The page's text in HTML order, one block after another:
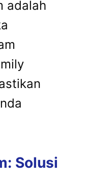
adalah
Solusi